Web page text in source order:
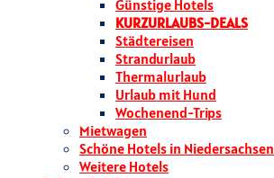
Günstige Hotels
KURZURLAUBS-DEALS
Städtereisen
Strandurlaub
Thermalurlaub
Urlaub mit Hund
Wochenend-Trips
Mietwagen
Schöne Hotels in Niedersachsen
Weitere Hotels